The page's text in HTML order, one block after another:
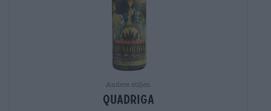
Andere stijlen
quadriga